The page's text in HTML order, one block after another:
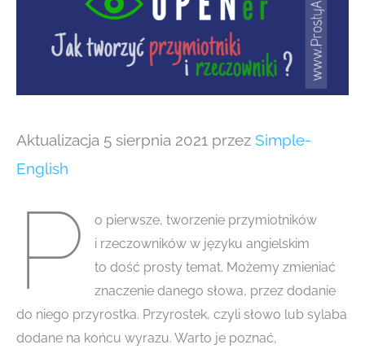
Aktualizacja 5 sierpnia 2021 przez Simple-
English
P
o pierwsze, tworzenie przymiotników
i rzeczowników w języku angielskim
to dość prosty temat. Możemy zmieniać
znaczenie danego słowa, przez dodanie
do niego przyrostka. Przyrostek, czyli słowo lub sylaba
dodane na końcu wyrazu. Warto je poznać,